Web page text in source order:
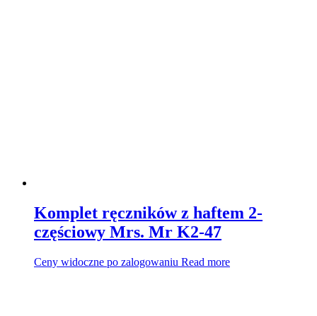
Komplet ręczników z haftem 2-
częściowy Mrs. Mr K2-47
Ceny widoczne po zalogowaniu Read more